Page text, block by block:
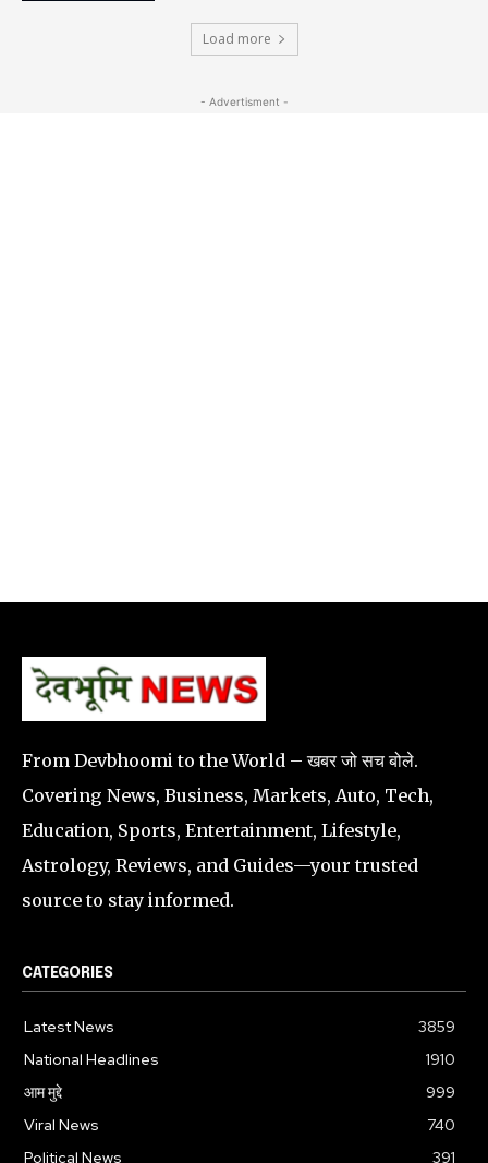
Load more
- Advertisment -
From Devbhoomi to the World – खबर जो सच बोले.
Covering News, Business, Markets, Auto, Tech,
Education, Sports, Entertainment, Lifestyle,
Astrology, Reviews, and Guides—your trusted
source to stay informed.
CATEGORIES
Latest News
3859
National Headlines
1910
आम मुद्दे
999
Viral News
740
Political News
391